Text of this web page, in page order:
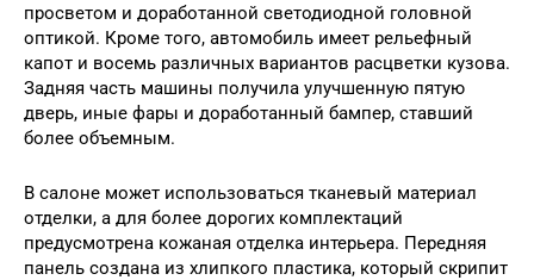
просветом и доработанной светодиодной головной
оптикой. Кроме того, автомобиль имеет рельефный
капот и восемь различных вариантов расцветки кузова.
Задняя часть машины получила улучшенную пятую
дверь, иные фары и доработанный бампер, ставший
более объемным.
В салоне может использоваться тканевый материал
отделки, а для более дорогих комплектаций
предусмотрена кожаная отделка интерьера. Передняя
панель создана из хлипкого пластика, который скрипит